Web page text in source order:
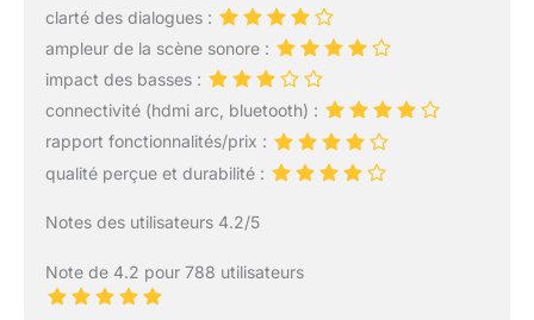
clarté des dialogues :
ampleur de la scène sonore :
impact des basses :
connectivité (hdmi arc, bluetooth) :
rapport fonctionnalités/prix :
qualité perçue et durabilité :
Notes des utilisateurs 4.2/5
Note de 4.2 pour 788 utilisateurs